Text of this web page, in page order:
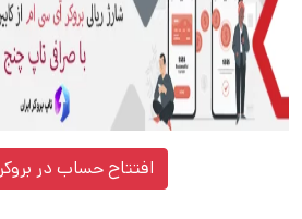
افتتاح حساب در بروکر ICM